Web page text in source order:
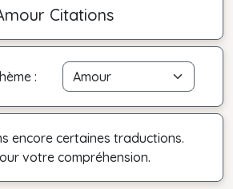
Citations
:
encore certaines traductions.
votre compréhension.